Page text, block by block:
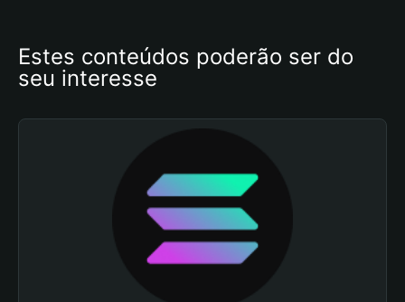
Estes conteúdos poderão ser do
seu interesse